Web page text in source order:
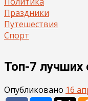
Праздники
Путешествия
Спорт
Топ-7
Опубликовано 16